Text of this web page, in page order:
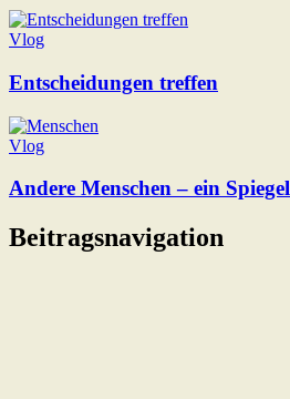
Vlog
Entscheidungen treffen
Vlog
Andere Menschen – ein
Beitragsnavigation